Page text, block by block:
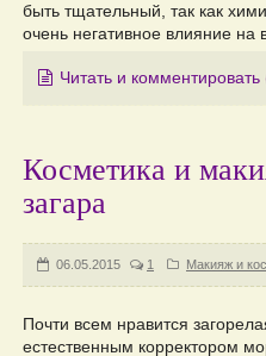
быть тщательный, так как
очень негативное влияние на
Читать и комментировать
Косметика и
загара
06.05.2015 1 Макияж и
Почти всем нравится
естественным корректором